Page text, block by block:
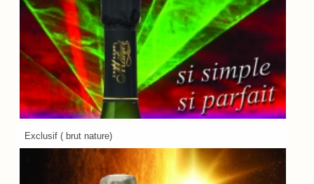
Exclusif ( brut nature)